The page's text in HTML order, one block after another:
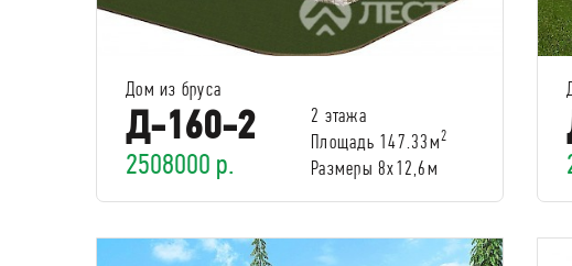
Дом из бруса
Д-160-2
2508000 р.
2 этажа
Площадь 147.33м2
Размеры 8х12,6м